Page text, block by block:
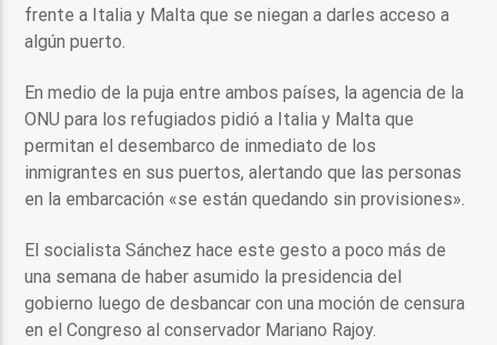
frente a Italia y Malta que se niegan a darles acceso a
algún puerto.
En medio de la puja entre ambos países, la agencia de la
ONU para los refugiados pidió a Italia y Malta que
permitan el desembarco de inmediato de los
inmigrantes en sus puertos, alertando que las personas
en la embarcación «se están quedando sin provisiones».
El socialista Sánchez hace este gesto a poco más de
una semana de haber asumido la presidencia del
gobierno luego de desbancar con una moción de censura
en el Congreso al conservador Mariano Rajoy.